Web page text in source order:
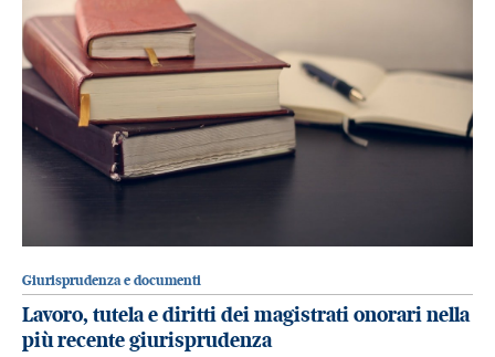
Giurisprudenza e documenti
Lavoro, tutela e diritti dei magistrati onorari nella
più recente giurisprudenza